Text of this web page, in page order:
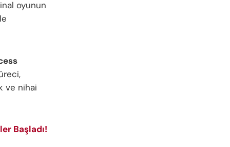
oyunun
ve nihai
Başladı!